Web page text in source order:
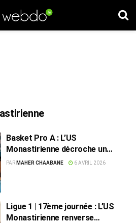
Basket Pro A : L’US
Monastirienne décroche un
10ème sacre historique
PAR MAHER CHAABANE 6 AVRIL 2026
Ligue 1 | 17ème journée : L’US
Monastirienne renverse